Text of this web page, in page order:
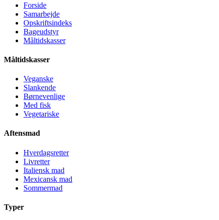
Forside
Samarbejde
Opskriftsindeks
Bageudstyr
Måltidskasser
Måltidskasser
Veganske
Slankende
Børnevenlige
Med fisk
Vegetariske
Aftensmad
Hverdagsretter
Livretter
Italiensk mad
Mexicansk mad
Sommermad
Typer